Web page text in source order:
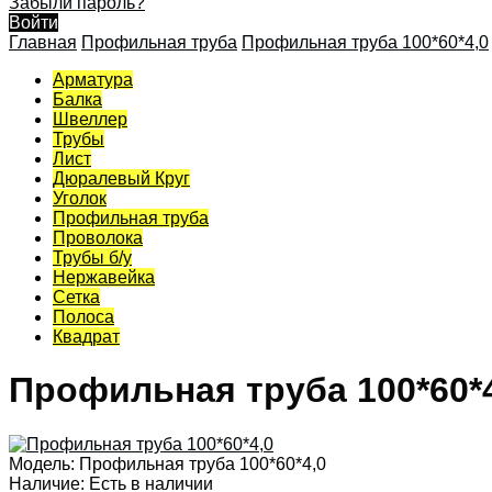
Войти
Главная Профильная труба Профильная труба 100*60*4,0
Арматура
Балка
Швеллер
Трубы
Лист
Дюралевый Круг
Уголок
Профильная труба
Проволока
Трубы б/у
Нержавейка
Сетка
Полоса
Квадрат
Профильная труба
Модель: Профильная труба 100*60*4,0
Наличие: Есть в наличии